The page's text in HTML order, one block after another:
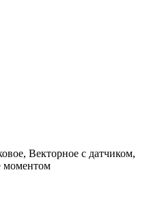
Векторное с датчиком,
моментом